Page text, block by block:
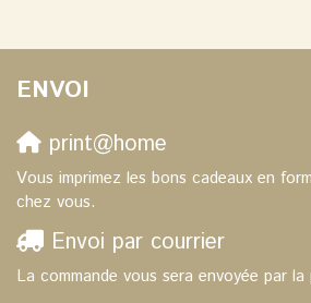
ENVOI
print@home
Vous imprimez les bons cadeaux en
chez vous.
Envoi par courrier
La commande vous sera envoyée par la